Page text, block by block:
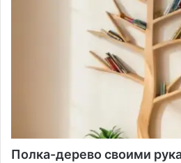
Полка-дерево своими